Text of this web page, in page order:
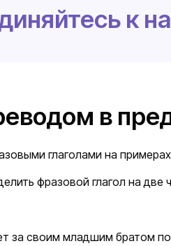
к
в
глаголами на
фразовой глагол на
за своим младшим братом